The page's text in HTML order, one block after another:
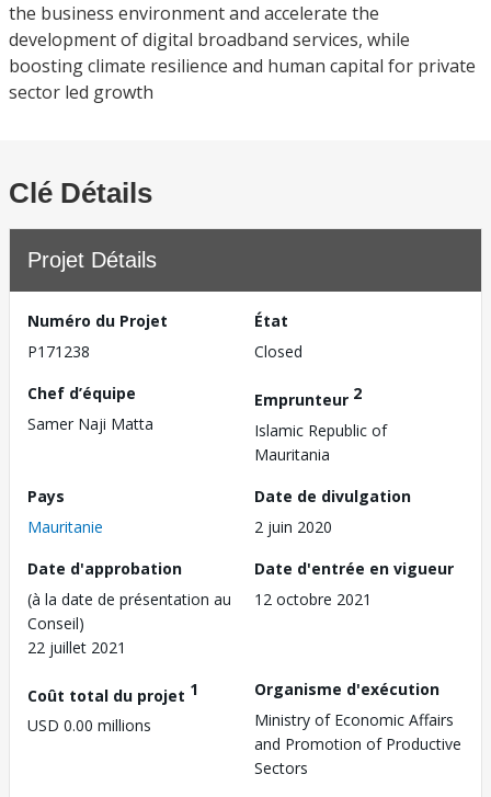
the business environment and accelerate the
development of digital broadband services, while
boosting climate resilience and human capital for private
sector led growth
Clé Détails
Projet Détails
Numéro du Projet
P171238
État
Closed
Chef d’équipe
Samer Naji Matta
Emprunteur 2
Islamic Republic of
Mauritania
Pays
Mauritanie
Date de divulgation
2 juin 2020
Date d'approbation
(à la date de présentation au
Conseil)
22 juillet 2021
Date d'entrée en vigueur
12 octobre 2021
Coût total du projet 1
USD 0.00 millions
Organisme d'exécution
Ministry of Economic Affairs
and Promotion of Productive
Sectors